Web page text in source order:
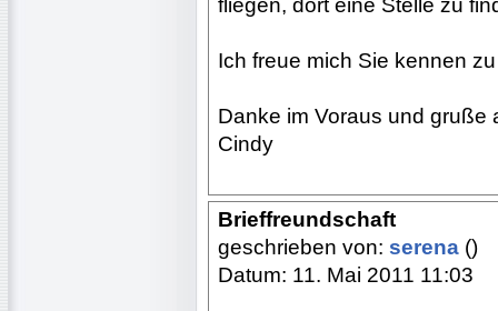
fliegen, dort eine Stelle zu
Ich freue mich Sie kennen
Danke im Voraus und gruße
Cindy
Brieffreundschaft
geschrieben von: serena ()
Datum: 11. Mai 2011 11:03